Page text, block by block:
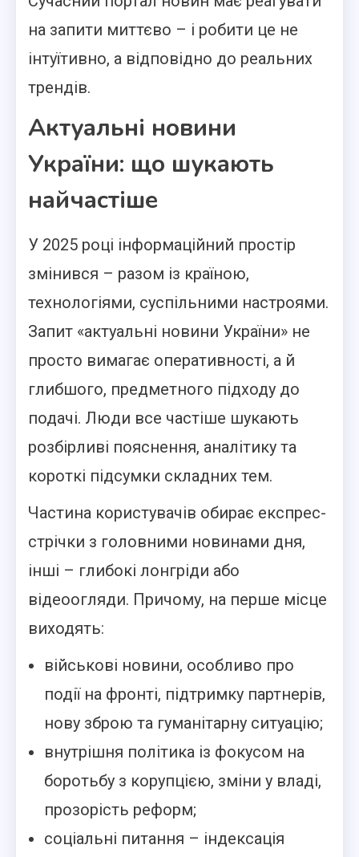
на запити миттєво – і робити це не
інтуїтивно, а відповідно до реальних
трендів.
Актуальні новини
України: що шукають
найчастіше
У 2025 році інформаційний простір
змінився – разом із країною,
технологіями, суспільними настроями.
Запит «актуальні новини України» не
просто вимагає оперативності, а й
глибшого, предметного підходу до
подачі. Люди все частіше шукають
розбірливі пояснення, аналітику та
короткі підсумки складних тем.
Частина користувачів обирає експрес-
стрічки з головними новинами дня,
інші – глибокі лонгріди або
відеоогляди. Причому, на перше місце
виходять:
військові новини, особливо про
події на фронті, підтримку партнерів,
нову зброю та гуманітарну ситуацію;
внутрішня політика із фокусом на
боротьбу з корупцією, зміни у владі,
прозорість реформ;
соціальні питання – індексація